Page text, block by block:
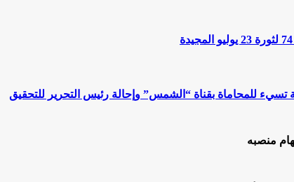
للمحاماة بقناة “الشمس” وإحالة رئيس التحرير للتحقيق
منصبه